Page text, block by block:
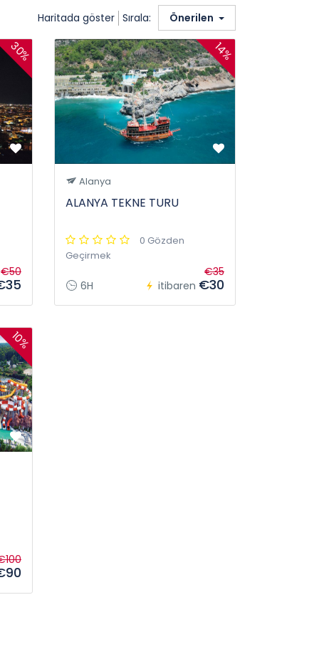
Haritada göster Sırala: Önerilen
30%
€50
14%
Alanya
ALANYA TEKNE TURU
0 Gözden
Geçirmek
6H itibaren
€35
€30
10%